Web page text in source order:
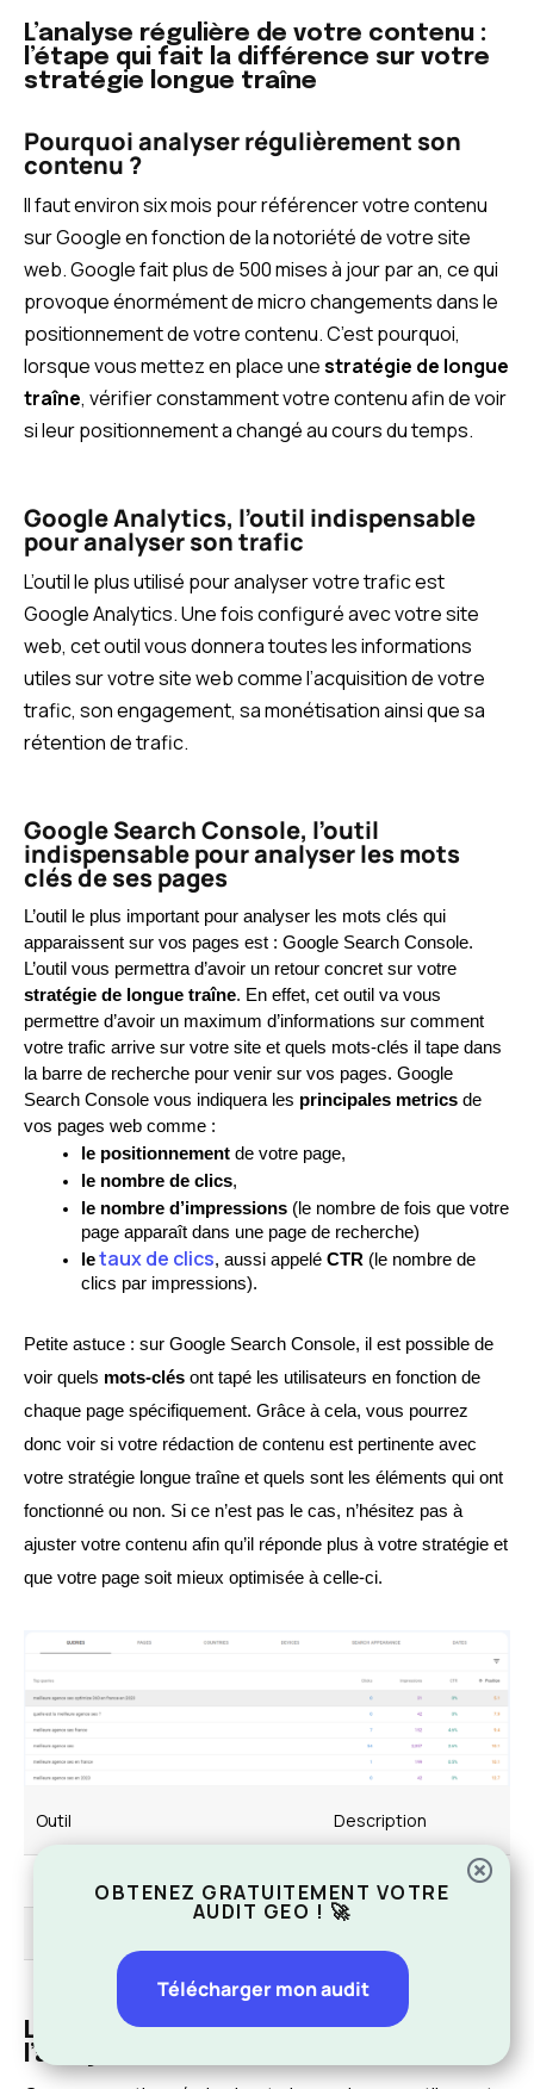
L’analyse régulière de votre contenu :
l’étape qui fait la différence sur votre
stratégie longue traîne
Pourquoi analyser régulièrement son
contenu ?
Il faut environ six mois pour référencer votre contenu
sur Google en fonction de la notoriété de votre site
web. Google fait plus de 500 mises à jour par an, ce qui
provoque énormément de micro changements dans le
positionnement de votre contenu. C’est pourquoi,
lorsque vous mettez en place unestratégie de longue
traîne, vérifier constamment votre contenu afin de voir
si leur positionnement a changé au cours du temps.
Google Analytics, l’outil indispensable
pour analyser son trafic
L’outil le plus utilisé pour analyser votre trafic est
Google Analytics. Une fois configuré avec votre site
web, cet outil vous donnera toutes les informations
utiles sur votre site web comme l’acquisition de votre
trafic, son engagement, sa monétisation ainsi que sa
rétention de trafic.
Google Search Console, l’outil
indispensable pour analyser les mots
clés de ses pages
L’outil le plus important pour analyser les mots clés qui
apparaissent sur vos pages est : Google Search Console.
stratégie de longue traîne. En effet, cet outil va vous
permettre d’avoir un maximum d’informations sur comment
votre trafic arrive sur votre site et quels mots-clés il tape dans
la barre de recherche pour venir sur vos pages. Google
Search Console vous indiquera les principales metrics de
vos pages web comme :
le positionnement de votre page,
le nombre de clics,
le nombre d’impressions (le nombre de fois que votre
page apparaît dans une page de recherche)
le taux de clics, aussi appelé CTR (le nombre de
clics par impressions).
Petite astuce : sur Google Search Console, il est possible de
voir quels mots-clés ont tapé les utilisateurs en fonction de
chaque page spécifiquement. Grâce à cela, vous pourrez
donc voir si votre rédaction de contenu est pertinente avec
votre stratégie longue traîne et quels sont les éléments qui ont
fonctionné ou non. Si ce n’est pas le cas, n’hésitez pas à
ajuster votre contenu afin qu’il réponde plus à votre stratégie et
que votre page soit mieux optimisée à celle-ci.
Outil Description
Un service d’analyse
Les outils clés pour la création et
l’analyse de contenu
OBTENEZ GRATUITEMENT VOTRE
AUDIT GEO ! 🚀
Télécharger mon audit